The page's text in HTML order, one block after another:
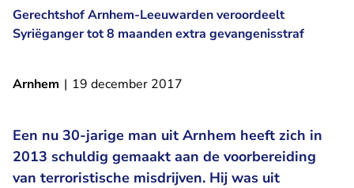
Gerechtshof Arnhem-Leeuwarden veroordeelt
Syriëganger tot 8 maanden extra gevangenisstraf
Arnhem | 19 december 2017
Een nu 30-jarige man uit Arnhem heeft zich in
2013 schuldig gemaakt aan de voorbereiding
van terroristische misdrijven. Hij was uit